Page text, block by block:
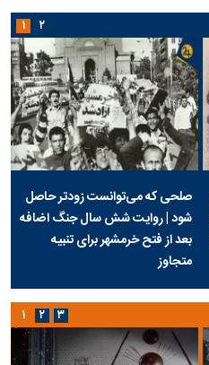
صلحی که می‌توانست زودتر حاصل
شود | روایت شش سال جنگ اضافه
بعد از فتح خرمشهر برای تنبیه
متجاوز
۱ ۲
۱ ۲ ۳